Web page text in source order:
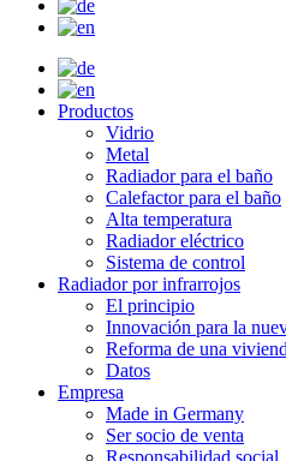
Productos
Vidrio
Metal
Radiador para el baño
Calefactor para el baño
Alta temperatura
Radiador eléctrico
Sistema de control
Radiador por infrarrojos
El principio
Innovación para la
Reforma de una
Datos
Empresa
Made in Germany
Ser socio de venta
Responsabilidad social